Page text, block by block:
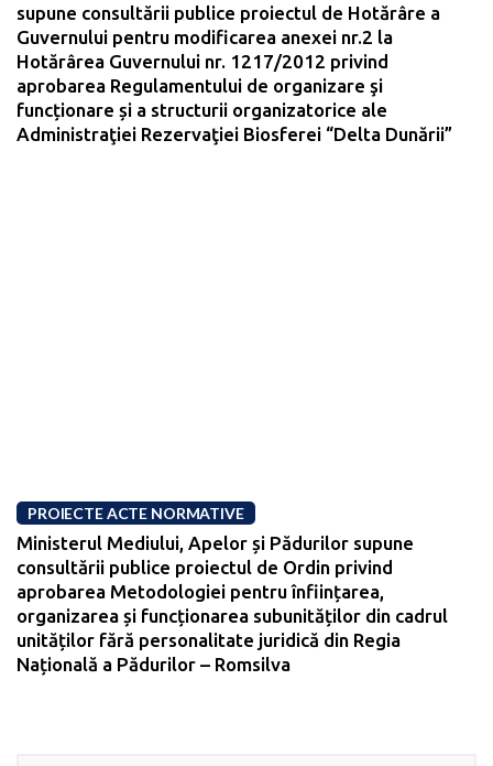
supune consultării publice proiectul de Hotărâre a
Guvernului pentru modificarea anexei nr.2 la
Hotărârea Guvernului nr. 1217/2012 privind
aprobarea Regulamentului de organizare şi
funcționare și a structurii organizatorice ale
Administraţiei Rezervaţiei Biosferei “Delta Dunării”
PROIECTE ACTE NORMATIVE
Ministerul Mediului, Apelor și Pădurilor supune
consultării publice proiectul de Ordin privind
aprobarea Metodologiei pentru înființarea,
organizarea și funcționarea subunităților din cadrul
unităților fără personalitate juridică din Regia
Națională a Pădurilor – Romsilva